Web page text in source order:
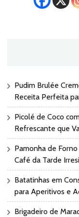
Pudim Brulée
Receita Perfeita
Picolé de Coco
Refrescante que
Pamonha de
Café da Tarde
Batatinhas em
para Aperitivos e
Brigadeiro de